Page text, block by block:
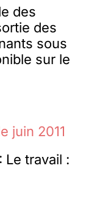
des
des
sous
sur le
juin 2011
Le travail :